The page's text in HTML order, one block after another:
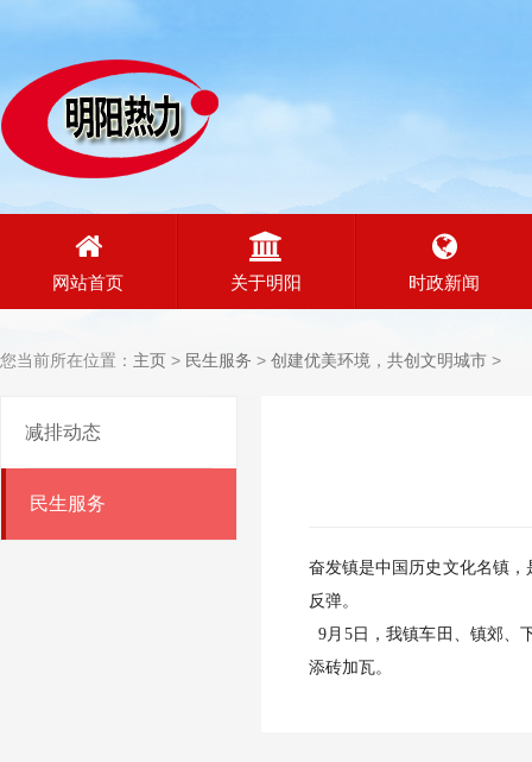
网站首页 关于明阳 时政新闻
您当前所在位置： 主页 > 民生服务 > 创建优美环境，共创文明城市 >
减排动态
民生服务
奋发镇是中国历史文化名镇
反弹。
9月5日，我镇车田、镇郊、
添砖加瓦。